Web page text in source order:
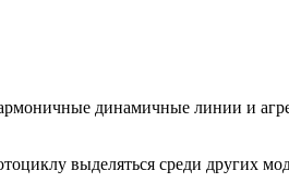
динамичные линии и
выделяться среди других